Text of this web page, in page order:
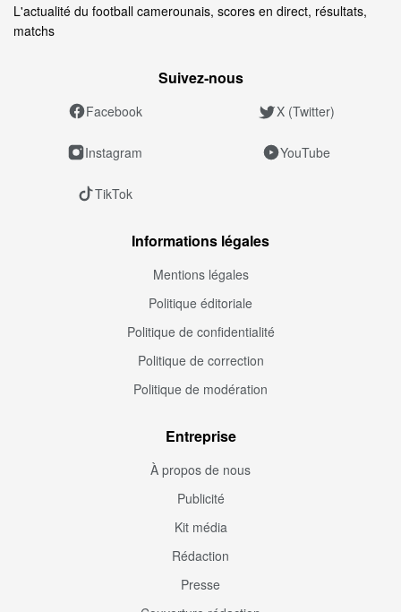
L'actualité du football camerounais, scores en direct, résultats,
matchs
Suivez‑nous
Facebook X (Twitter)
Instagram YouTube
TikTok
Informations légales
Mentions légales
Politique éditoriale
Politique de confidentialité
Politique de correction
Politique de modération
Entreprise
À propos de nous
Publicité
Kit média
Rédaction
Presse